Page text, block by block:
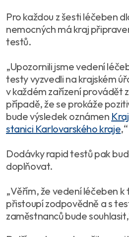
Pro každou z šesti léčeben
nemocných má kraj
testů.
„Upozornili jsme vedení
testy vyzvedli na krajském
v každém zařízení provádět
případě, že se prokáže
bude výsledek oznámen
stanici Karlovarského kraje
Dodávky rapid testů pak
doplňovat.
„Věřím, že vedení léčeben
přistoupí zodpovědně a s
zaměstnanců bude